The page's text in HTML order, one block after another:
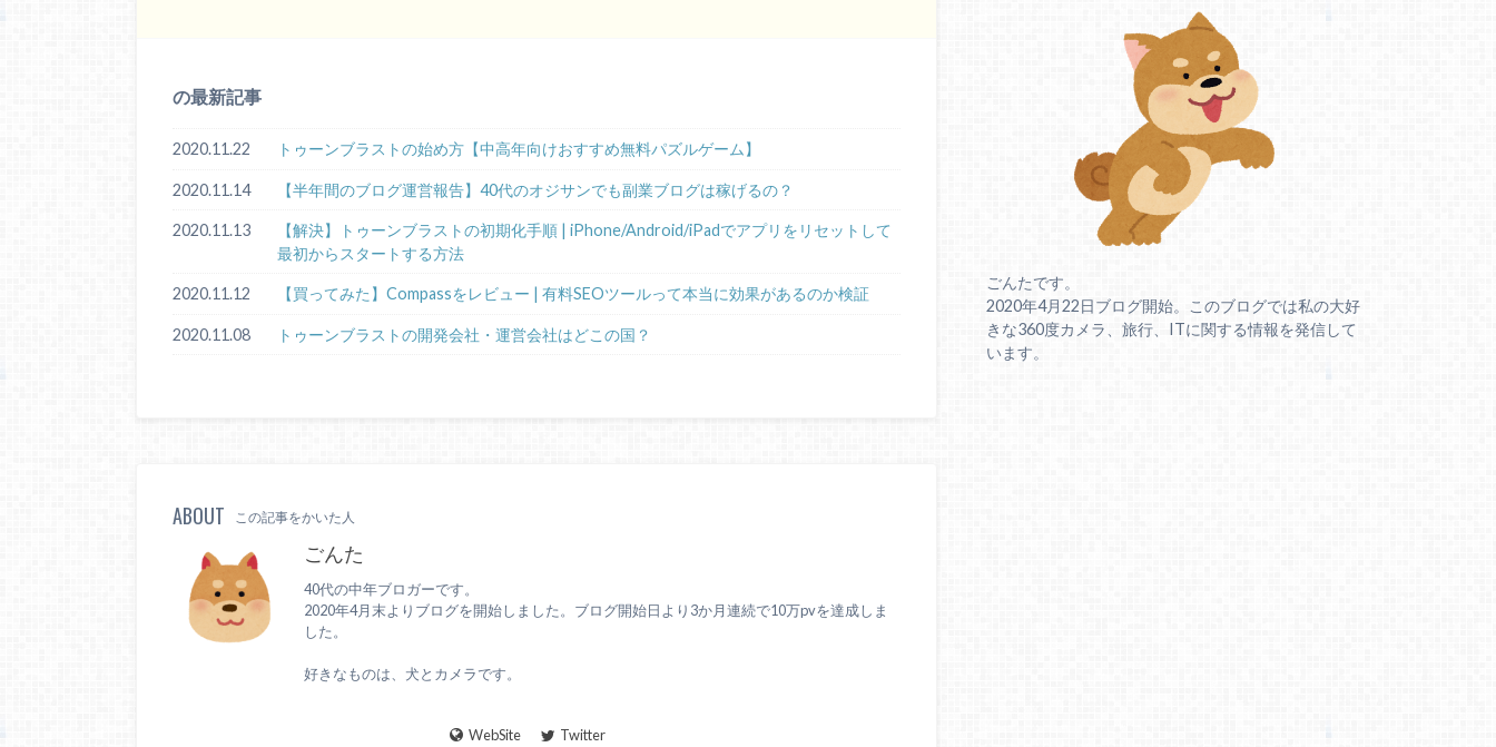
の最新記事
2020.11.22 トゥーンブラストの始め方【中高年向けおすすめ無料パズルゲーム】
2020.11.14 【半年間のブログ運営報告】40代のオジサンでも副業ブログは稼げるの？
2020.11.13
【解決】トゥーンブラストの初期化手順 | iPhone/Android/iPadでアプリをリセットして
最初からスタートする方法
2020.11.12 【買ってみた】Compassをレビュー | 有料SEOツールって本当に効果があるのか検証
2020.11.08 トゥーンブラストの開発会社・運営会社はどこの国？
ABOUT この記事をかいた人
ごんた
40代の中年ブロガーです。
2020年4月末よりブログを開始しました。ブログ開始日より3か月連続で10万pvを達成しま
した。
好きなものは、犬とカメラです。
WebSite Twitter
ごんたです。
2020年4月22日ブログ開始。このブログでは私の大好
きな360度カメラ、旅行、ITに関する情報を発信して
います。